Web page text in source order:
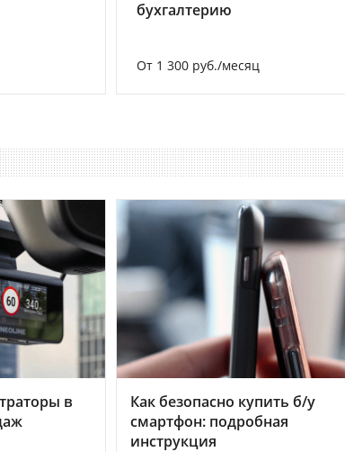
бухгалтерию
От 1 300 руб./месяц
в
Как безопасно купить б/у
смартфон: подробная
инструкция